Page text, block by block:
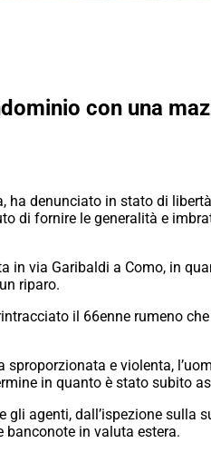
con una
denunciato in stato di
di fornire le generalità e
in via Garibaldi a Como, in
riparo.
il 66enne rumeno
e violenta,
in quanto è stato subito
gli agenti, dall’ispezione
banconote in valuta estera.